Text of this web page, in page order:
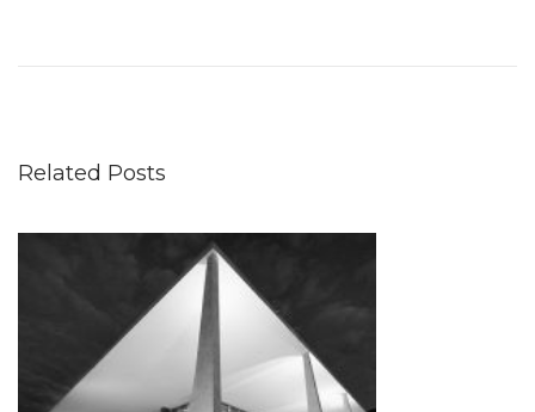
i
Related Posts